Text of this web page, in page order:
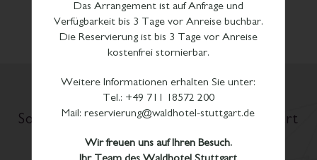
Telefon:+49 (0) 391 567 6970
E-​Mail:MLBF@ms.sachsen-​anhalt.de
Kundenstimmen
So erleben Gäste das Waldhotel Stuttgart
Das Arrangement ist auf Anfrage und
Verfügbarkeit bis 3 Tage vor Anreise buchbar.
Die Reservierung ist bis 3 Tage vor Anreise
kostenfrei stornierbar.
Weitere Informationen erhalten Sie unter:
Tel.: +49 711 18572 200
Mail: reservierung@waldhotel-stuttgart.de
Wir freuen uns auf Ihren Besuch.